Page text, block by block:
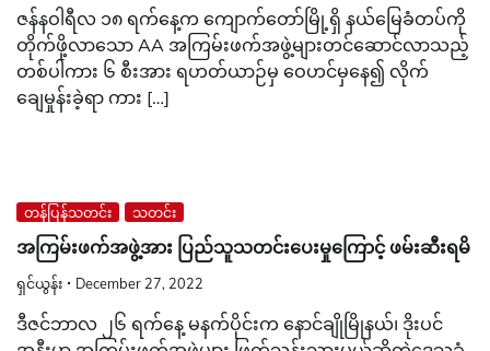
ဇန်နဝါရီလ ၁၈ ရက်နေ့က ကျောက်တော်မြို့ရှိ နယ်မြေခံတပ်ကို
တိုက်ဖို့လာသော AA အကြမ်းဖက်အဖွဲ့များတင်ဆောင်လာသည့်
တစ်ပါကား ၆ စီးအား ရဟတ်ယာဉ်မှ ဝေဟင်မှနေ၍ လိုက်
ချေမှုန်းခဲ့ရာ ကား […]
တန်ပြန်သတင်း သတင်း
အကြမ်းဖက်အဖွဲ့အား ပြည်သူသတင်းပေးမှုကြောင့် ဖမ်းဆီးရမိ
ရှင်ယွန်း December 27, 2022
ဒီဇင်ဘာလ ၂၆ ရက်နေ့ မနက်ပိုင်းက နောင်ချိုမြိုနယ်၊ ဒိုးပင်